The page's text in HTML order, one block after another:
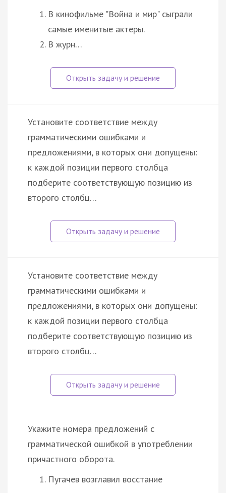
В кинофильме "Война и мир" сыграли
самые именитые актеры.
В журн…
Установите соответствие между
грамматическими ошибками и
предложениями, в которых они допущены:
к каждой позиции первого столбца
подберите соответствующую позицию из
второго столбц…
Установите соответствие между
грамматическими ошибками и
предложениями, в которых они допущены:
к каждой позиции первого столбца
подберите соответствующую позицию из
второго столбц…
Укажите номера предложений с
грамматической ошибкой в употреблении
причастного оборота.
Пугачев возглавил восстание